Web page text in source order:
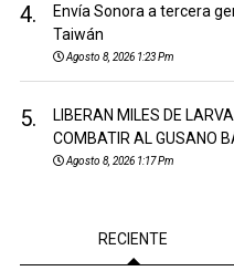
4.
Envía Sonora a tercera
Taiwán
Agosto 8, 2026 1:23 Pm
5.
LIBERAN MILES DE
COMBATIR AL GUSANO
Agosto 8, 2026 1:17 Pm
RECIENTE